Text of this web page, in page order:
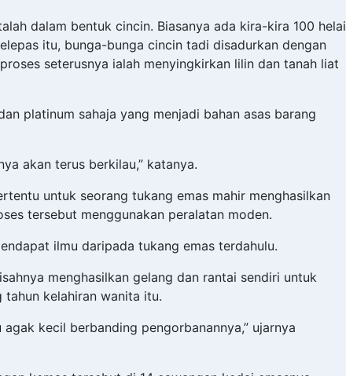
dalam bentuk cincin. Biasanya ada kira-kira 100 helai
itu, bunga-bunga cincin tadi disadurkan dengan
seterusnya ialah menyingkirkan lilin dan tanah liat
platinum sahaja yang menjadi bahan asas barang
akan terus berkilau,” katanya.
untuk seorang tukang emas mahir menghasilkan
tersebut menggunakan peralatan moden.
ilmu daripada tukang emas terdahulu.
menghasilkan gelang dan rantai sendiri untuk
kelahiran wanita itu.
kecil berbanding pengorbanannya,” ujarnya